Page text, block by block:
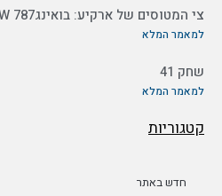
צי המטוסים של ארקיע: בואינג787 EI-NEW
למאמר המלא
שחק 41
למאמר המלא
קטגוריות
חדש באתר